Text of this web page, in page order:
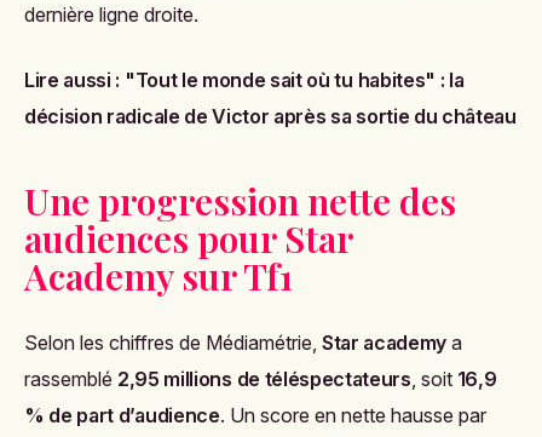
dernière ligne droite.
Lire aussi : "Tout le monde sait où tu habites" : la
décision radicale de Victor après sa sortie du château
Une progression nette des
audiences pour Star
Academy sur Tf1
Selon les chiffres de Médiamétrie, Star academy a
rassemblé 2,95 millions de téléspectateurs , soit 16,9
% de part d’audience. Un score en nette hausse par